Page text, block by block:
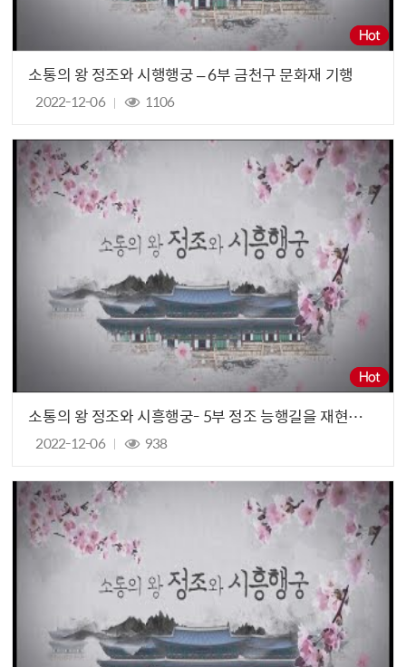
소통의 왕 정조와 시행행궁 – 6부 금천구 문화재 기행
2022-12-06 1106
소통의 왕 정조와 시흥행궁- 5부 정조 능행길을 재현하다(제5회 정조대왕능행차 공동재현 행사)
2022-12-06 938